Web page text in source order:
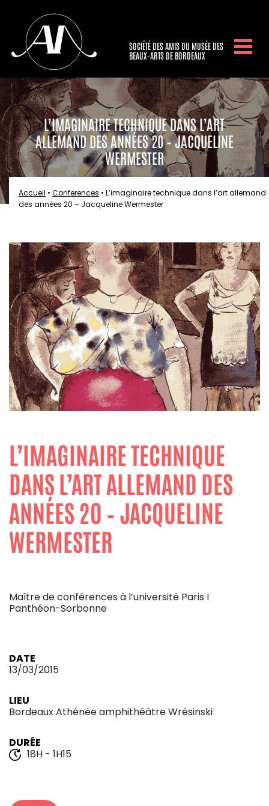
SOCIÉTÉ DES AMIS DU MUSÉE DES
BEAUX-ARTS DE BORDEAUX
L’IMAGINAIRE TECHNIQUE DANS L’ART
ALLEMAND DES ANNÉES 20 – JACQUELINE
WERMESTER
Accueil • Conferences • L’imaginaire technique dans l’art allemand
des années 20 – Jacqueline Wermester
L’IMAGINAIRE TECHNIQUE
DANS L’ART ALLEMAND DES
ANNÉES 20 – JACQUELINE
WERMESTER
Maître de conférences à l’université Paris I
Panthéon-Sorbonne
DATE
13/03/2015
LIEU
Bordeaux Athénée amphithéâtre Wrésinski
DURÉE
18H - 1H15